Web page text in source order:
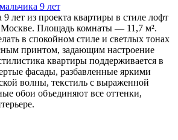
9 лет
9 лет из проекта квартиры в стиле лофт
Москве. Площадь комнаты — 11,7 м².
в спокойном стиле и светлых тонах
принтом, задающим настроение
квартиры поддерживается в
фасады, разбавленные яркими
волны, текстиль с выраженной
обои объединяют все оттенки,